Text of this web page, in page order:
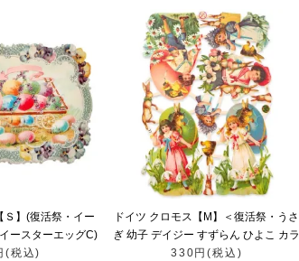
Ｓ】(復活祭・イー
ースターエッグC)
(税込)
ドイツ クロモス【M】＜復活祭・うさ
ぎ 幼子 デイジー すずらん ひよこ カラ
フルエッグ＞
330円(税込)